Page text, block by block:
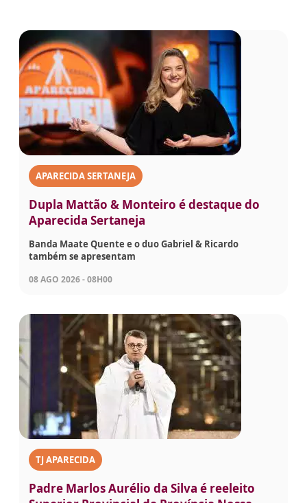
APARECIDA SERTANEJA
Dupla Mattão & Monteiro é destaque do
Aparecida Sertaneja
Banda Maate Quente e o duo Gabriel & Ricardo
também se apresentam
08 AGO 2026 - 08H00
TJ APARECIDA
Padre Marlos Aurélio da Silva é reeleito